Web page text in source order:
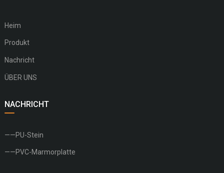
Heim
Produkt
Nachricht
ÜBER UNS
NACHRICHT
——PU-Stein
——PVC-Marmorplatte